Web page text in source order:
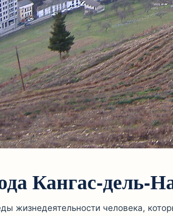
Кангас-дель-
жизнедеятельности человека,